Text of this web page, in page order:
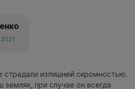
страдали излишней скромностью.
земляк, при случае он всегда